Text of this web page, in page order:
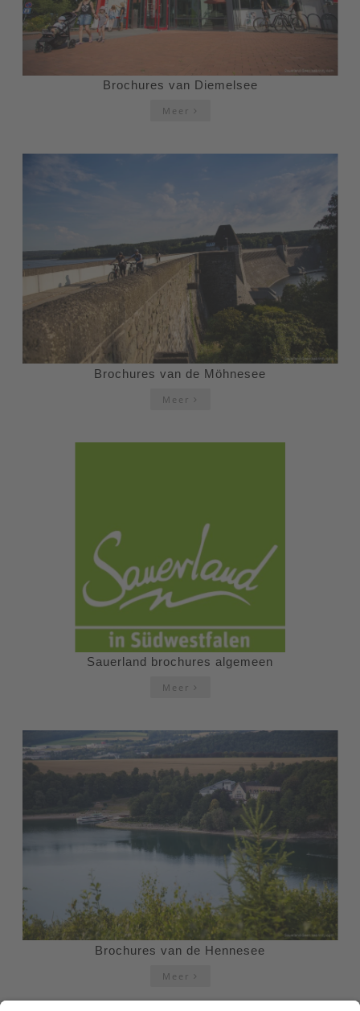
Brochures van Diemelsee
Meer
Brochures van de Möhnesee
Meer
Sauerland brochures algemeen
Meer
Brochures van de Hennesee
Meer